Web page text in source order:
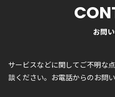
お問
サービスなどに関してご不明な
談ください。お電話からのお問